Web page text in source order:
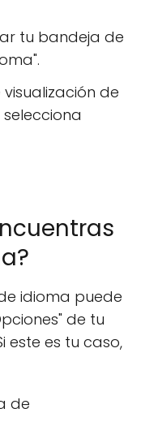
tu bandeja de
de
idioma puede
de tu
este es tu caso,
de